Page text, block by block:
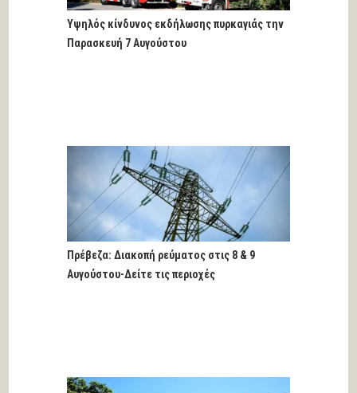
Υψηλός κίνδυνος εκδήλωσης πυρκαγιάς την
Παρασκευή 7 Αυγούστου
Πρέβεζα: Διακοπή ρεύματος στις 8 & 9
Αυγούστου-Δείτε τις περιοχές